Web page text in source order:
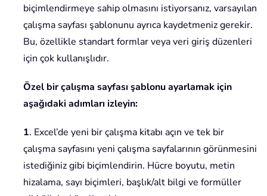
biçimlendirmeye sahip olmasını istiyorsanız, varsayılan
çalışma sayfası şablonunu ayrıca kaydetmeniz gerekir.
Bu, özellikle standart formlar veya veri giriş düzenleri
için çok kullanışlıdır.
Özel bir çalışma sayfası şablonu ayarlamak için
aşağıdaki adımları izleyin:
1. Excel’de yeni bir çalışma kitabı açın ve tek bir
çalışma sayfasını yeni çalışma sayfalarının görünmesini
istediğiniz gibi biçimlendirin. Hücre boyutu, metin
hizalama, sayı biçimleri, başlık/alt bilgi ve formüller